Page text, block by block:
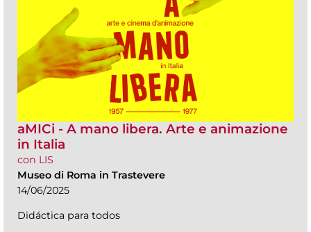
aMICi - A mano libera. Arte e animazione
in Italia
con LIS
Museo di Roma in Trastevere
14/06/2025
Didáctica para todos